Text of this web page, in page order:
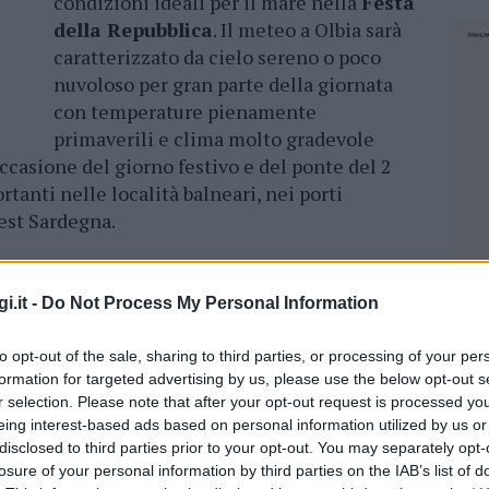
- Do Not Process My Personal Information
opt-out of the sale, sharing to third parties, or processing of your
for targeted advertising by us, please use the below opt-out
selection. Please note that after your opt-out request is processed
interest-based ads based on personal information utilized by us
to third parties prior to your opt-out. You may separately
of your personal information by third parties on the IAB’s list of
della Repubblica. Il meteo a Olbia sarà
caratterizzato da cielo sereno o poco
nuvoloso per gran parte della giornata
con temperature pienamente
primaverili e clima molto gradevole
del giorno festivo e del ponte del 2
nelle località balneari, nei porti
Sardegna.
più riparate dalla brezza marina. Iventi
poco mosso, favorendo uscite in
spiaggia. Il meteo a Olbia e in Gallura
per chi approfitterà della festività